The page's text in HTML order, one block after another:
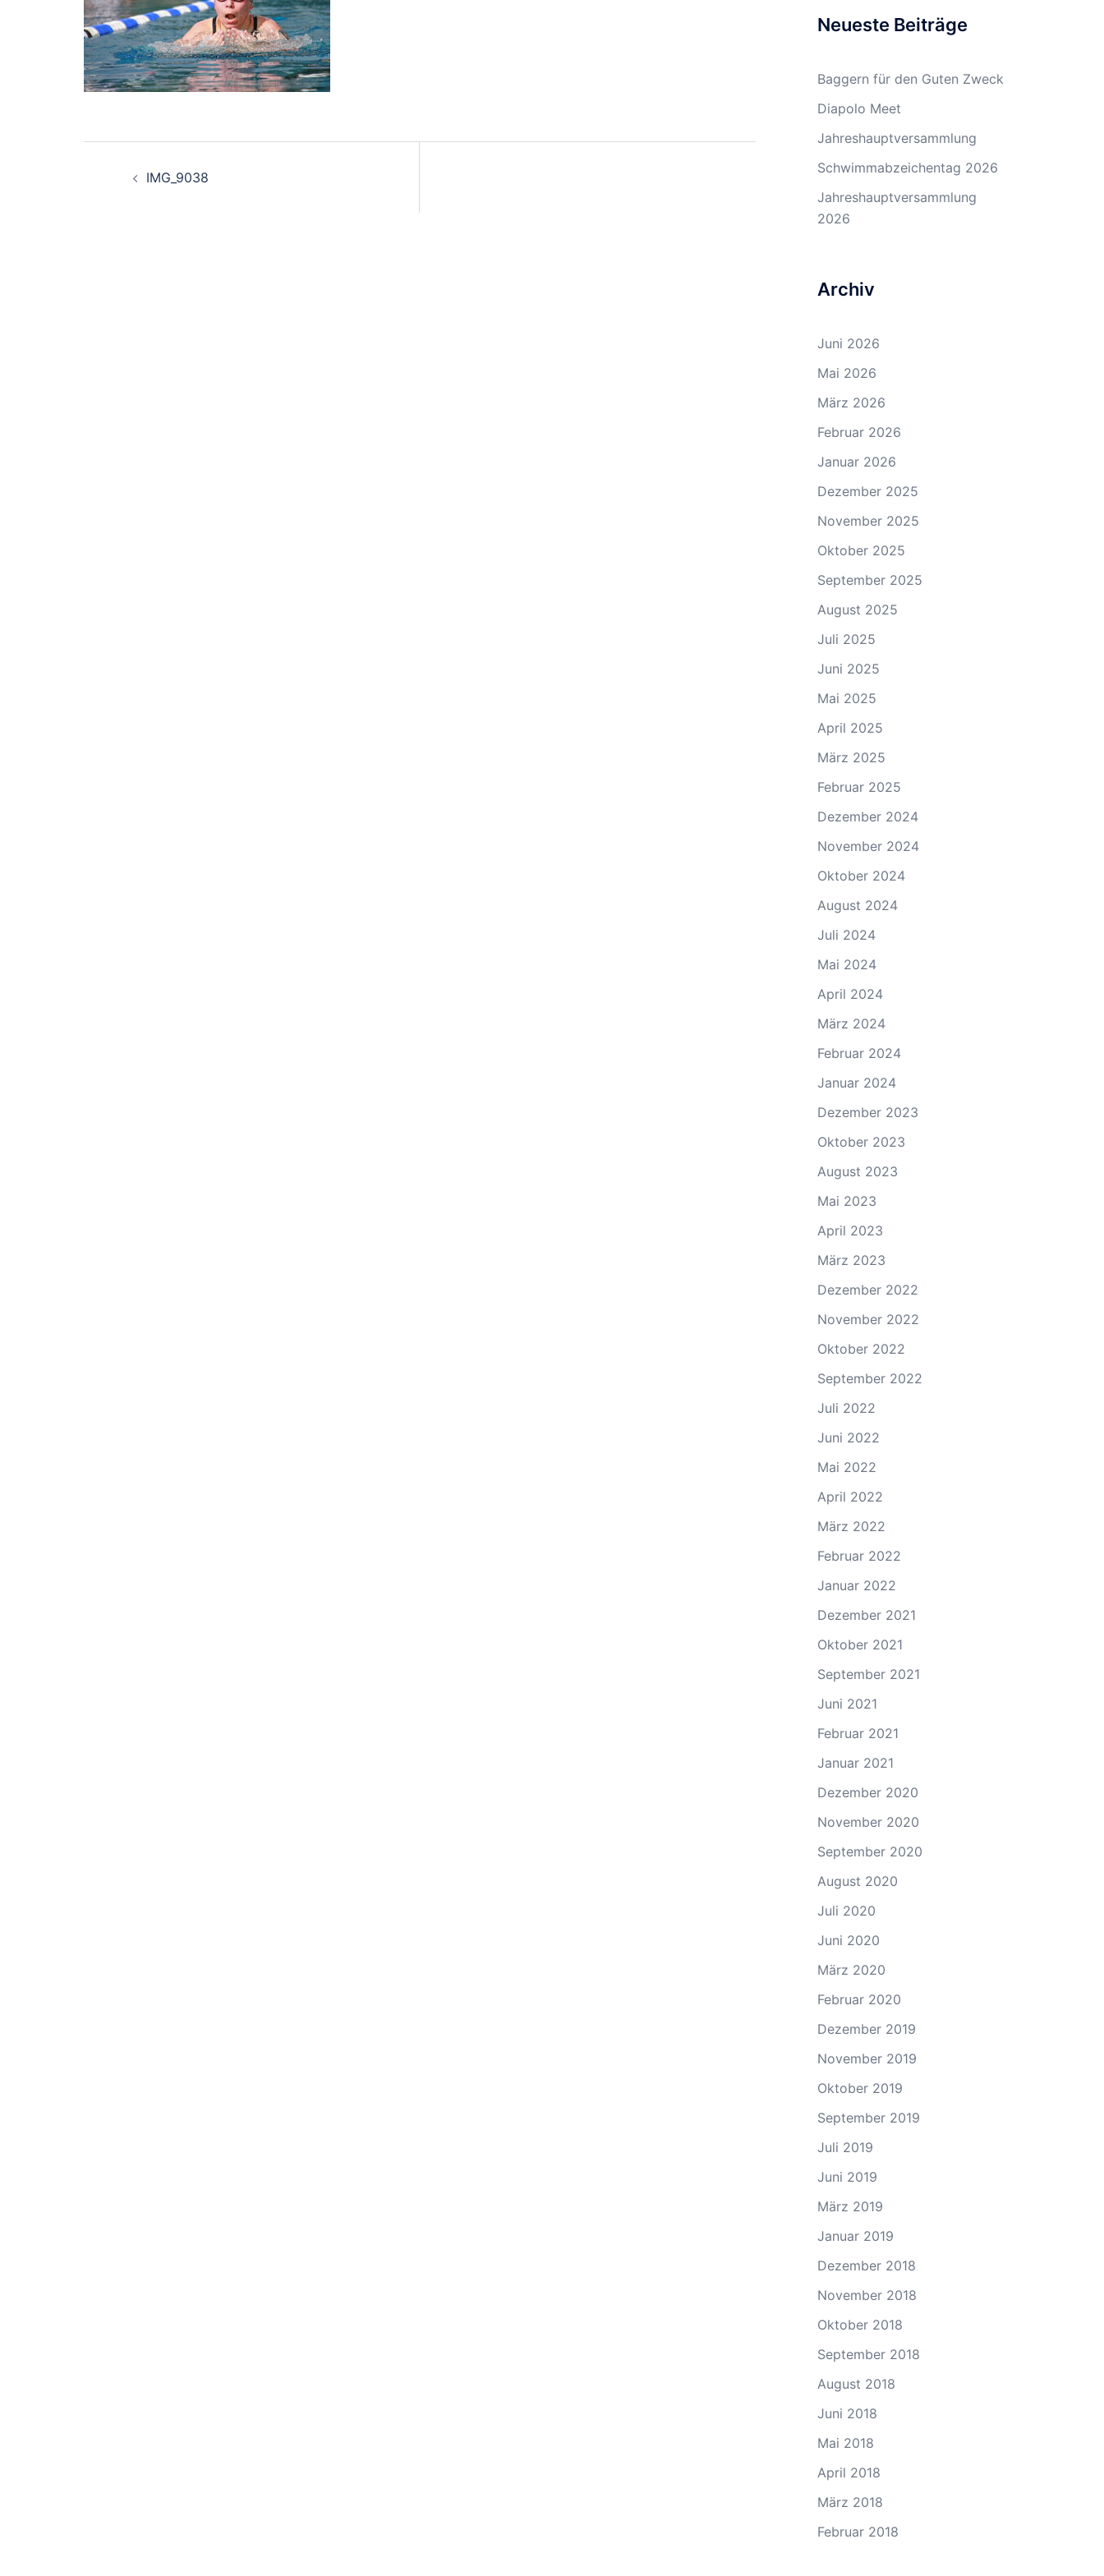
IMG_9038
Neueste Beiträge
Baggern für den Guten Zweck
Diapolo Meet
Jahreshauptversammlung
Schwimmabzeichentag 2026
Jahreshauptversammlung
2026
Archiv
Juni 2026
Mai 2026
März 2026
Februar 2026
Januar 2026
Dezember 2025
November 2025
Oktober 2025
September 2025
August 2025
Juli 2025
Juni 2025
Mai 2025
April 2025
März 2025
Februar 2025
Dezember 2024
November 2024
Oktober 2024
August 2024
Juli 2024
Mai 2024
April 2024
März 2024
Februar 2024
Januar 2024
Dezember 2023
Oktober 2023
August 2023
Mai 2023
April 2023
März 2023
Dezember 2022
November 2022
Oktober 2022
September 2022
Juli 2022
Juni 2022
Mai 2022
April 2022
März 2022
Februar 2022
Januar 2022
Dezember 2021
Oktober 2021
September 2021
Juni 2021
Februar 2021
Januar 2021
Dezember 2020
November 2020
September 2020
August 2020
Juli 2020
Juni 2020
März 2020
Februar 2020
Dezember 2019
November 2019
Oktober 2019
September 2019
Juli 2019
Juni 2019
März 2019
Januar 2019
Dezember 2018
November 2018
Oktober 2018
September 2018
August 2018
Juni 2018
Mai 2018
April 2018
März 2018
Februar 2018